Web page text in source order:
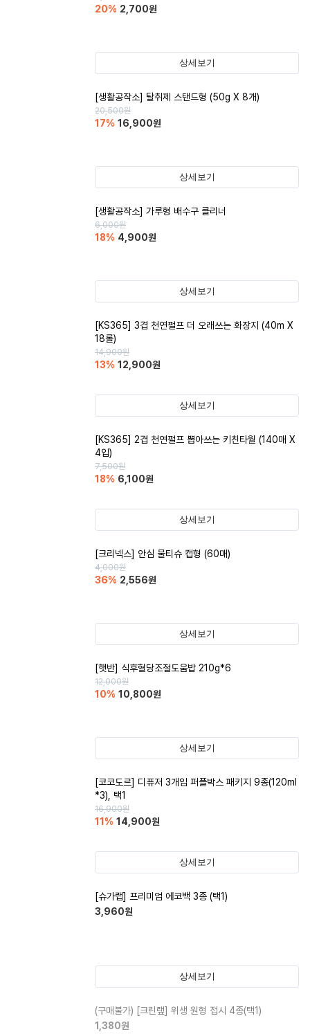
20% 2,700원
상세보기
[생활공작소] 탈취제 스탠드형 (50g X 8개)
20,500원
17% 16,900원
상세보기
[생활공작소] 가루형 배수구 클리너
6,000원
18% 4,900원
상세보기
[KS365] 3겹 천연펄프 더 오래쓰는 화장지 (40m X
18롤)
14,900원
13% 12,900원
상세보기
[KS365] 2겹 천연펄프 뽑아쓰는 키친타월 (140매 X
4입)
7,500원
18% 6,100원
상세보기
[크리넥스] 안심 물티슈 캡형 (60매)
4,000원
36% 2,556원
상세보기
[햇반] 식후혈당조절도움밥 210g*6
12,000원
10% 10,800원
상세보기
[코코도르] 디퓨저 3개입 퍼플박스 패키지 9종(120ml
*3), 택1
16,900원
11 % 14,900원
상세보기
[슈가랩] 프리미엄 에코백 3종 (택1)
3,960원
상세보기
(구매불가) [크린랲] 위생 원형 접시 4종(택1)
1,380원